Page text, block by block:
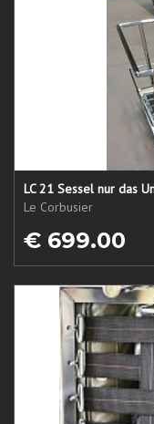
LC 21 Sessel nur das
Le Corbusier
€ 699.00